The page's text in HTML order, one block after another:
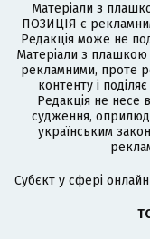
Матеріали з
ПОЗИЦІЯ є
Редакція може не
Матеріали з
рекламними, проте
контенту і
Редакція не несе
судження,
українським
Cубєкт у сфері